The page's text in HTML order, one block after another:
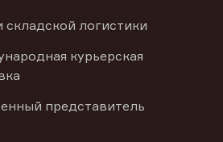
складской логистики
курьерская
представитель